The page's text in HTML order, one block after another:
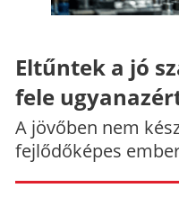
Eltűntek a jó
fele
A jövőben nem
fejlődőképes